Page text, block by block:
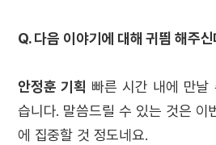
Q. 다음 이야기에 대해 귀띔 해주
안정훈 기획 빠른 시간 내에 만날
습니다. 말씀드릴 수 있는 것은 이
에 집중할 것 정도네요.